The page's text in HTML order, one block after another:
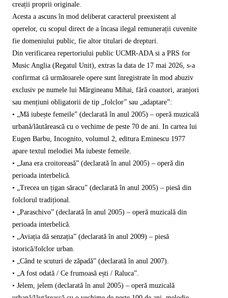
creații proprii originale.
Acesta a ascuns în mod deliberat caracterul preexistent al
operelor, cu scopul direct de a încasa ilegal remunerații cuvenite
fie domeniului public, fie altor titulari de drepturi.
Din verificarea repertoriului public UCMR-ADA si a PRS for
Music Anglia (Regatul Unit), extras la data de 17 mai 2026, s-a
confirmat că următoarele opere sunt înregistrate în mod abuziv
exclusiv pe numele lui Mărgineanu Mihai, fără coautori, aranjori
sau mențiuni obligatorii de tip „folclor” sau „adaptare”:
• „Mă iubește femeile” (declarată în anul 2005) – operă muzicală
urbană/lăutărească cu o vechime de peste 70 de ani. In cartea lui
Eugen Barbu, Incognito, volumul 2, editura Eminescu 1977
apare textul melodiei Ma iubeste femeile.
• „Jana era croitoreasă” (declarată în anul 2005) – operă din
perioada interbelică.
• „Trecea un țigan săracu” (declarată în anul 2005) – piesă din
folclorul tradițional.
• „Paraschivo” (declarată în anul 2005) – operă muzicală din
perioada interbelică.
• „Aviația dă senzația” (declarată în anul 2009) – piesă
istorică/folclor urban.
• „Când te scuturi de zăpadă” (declarată în anul 2007).
• „A fost odată / Ce frumoasă ești / Raluca”.
• Jelem, jelem (declarată în anul 2005) – operă muzicală